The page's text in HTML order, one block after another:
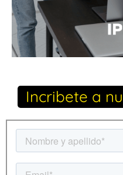
Incribete a